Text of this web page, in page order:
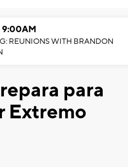
9:00AM
REUNIONS WITH BRANDON
para
Extremo